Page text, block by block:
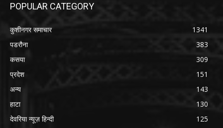
POPULAR CATEGORY
कुशीनगर समाचार
1341
पडरौना
383
कसया
309
प्रदेश
151
अन्य
143
हाटा
130
देवरिया न्यूज़ हिन्दी
125